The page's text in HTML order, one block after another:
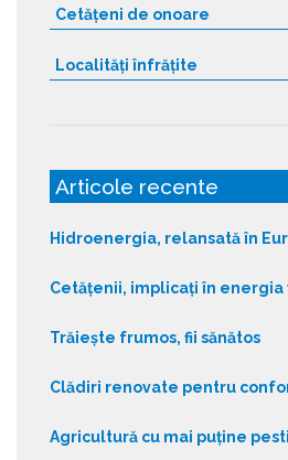
Cetățeni de onoare
Localități înfrățite
Articole recente
Hidroenergia, relansată în
Cetățenii, implicați în energia
Trăiește frumos, fii sănătos
Clădiri renovate pentru
Agricultură cu mai puține